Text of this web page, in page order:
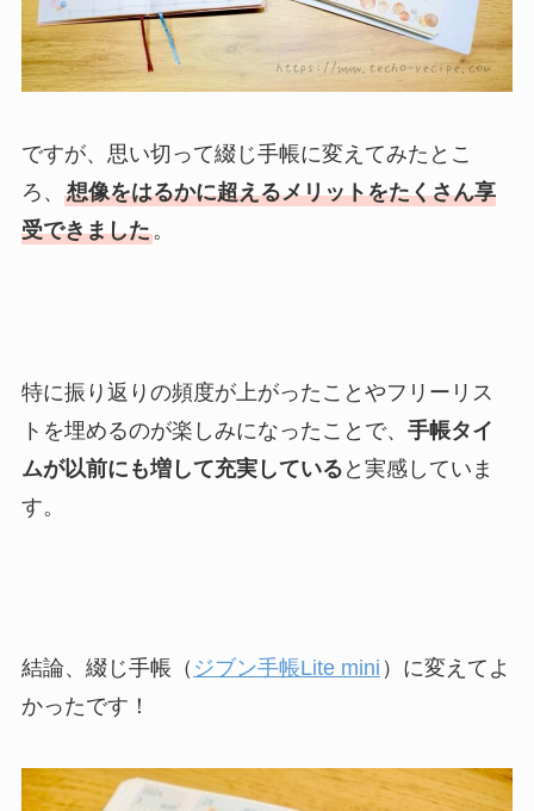
ですが、思い切って綴じ手帳に変えてみたとこ
ろ、 想像をはるかに超えるメリットをたくさん享
受できました。
特に振り返りの頻度が上がったことやフリーリス
トを埋めるのが楽しみになったことで、 手帳タイ
ムが以前にも増して充実している と実感していま
す。
結論、綴じ手帳（ ジブン手帳Lite mini ）に変えてよ
かったです！